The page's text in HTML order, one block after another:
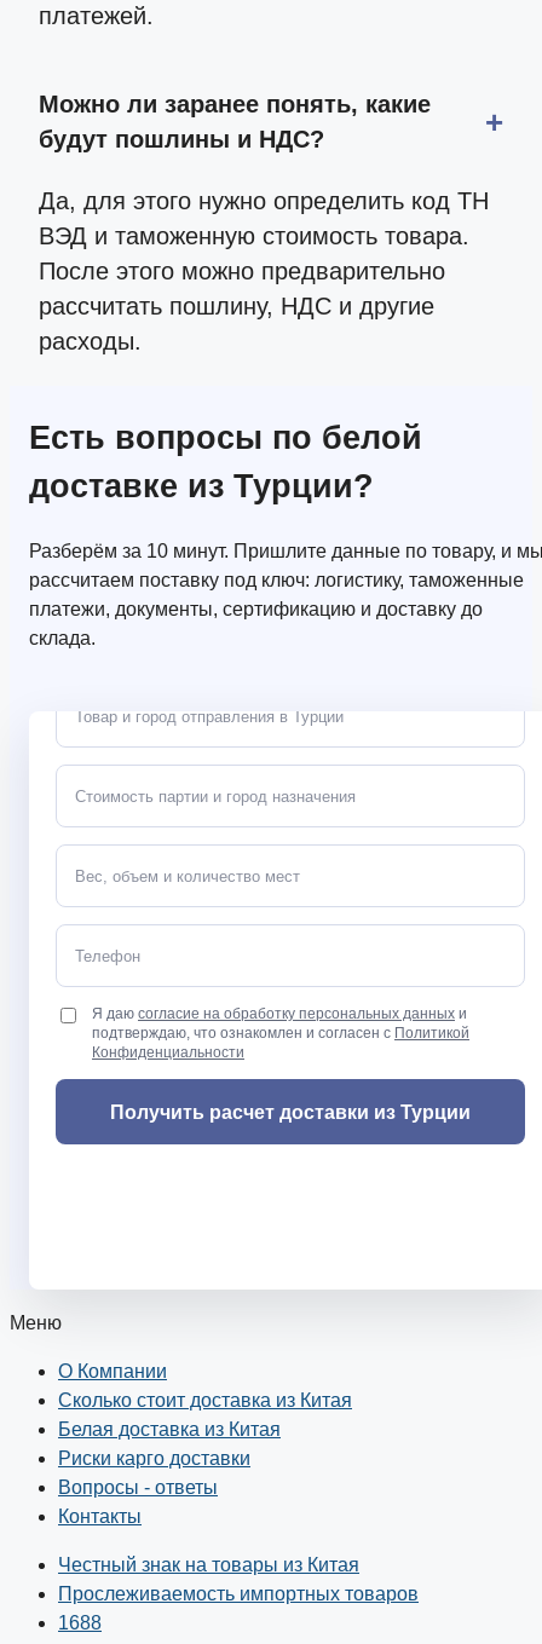
платежей.
Можно ли заранее понять, какие
будут пошлины и НДС?
Да, для этого нужно определить код ТН
ВЭД и таможенную стоимость товара.
После этого можно предварительно
рассчитать пошлину, НДС и другие
расходы.
Есть вопросы по белой
доставке из Турции?
Разберём за 10 минут. Пришлите данные по товару, и
рассчитаем поставку под ключ: логистику, таможенные
платежи, документы, сертификацию и доставку до
склада.
Я даю согласие на обработку персональных данных и
подтверждаю, что ознакомлен и согласен с Политикой
Конфиденциальности
Меню
О Компании
Сколько стоит доставка из Китая
Белая доставка из Китая
Риски карго доставки
Вопросы - ответы
Контакты
Честный знак на товары из Китая
Прослеживаемость импортных товаров
1688